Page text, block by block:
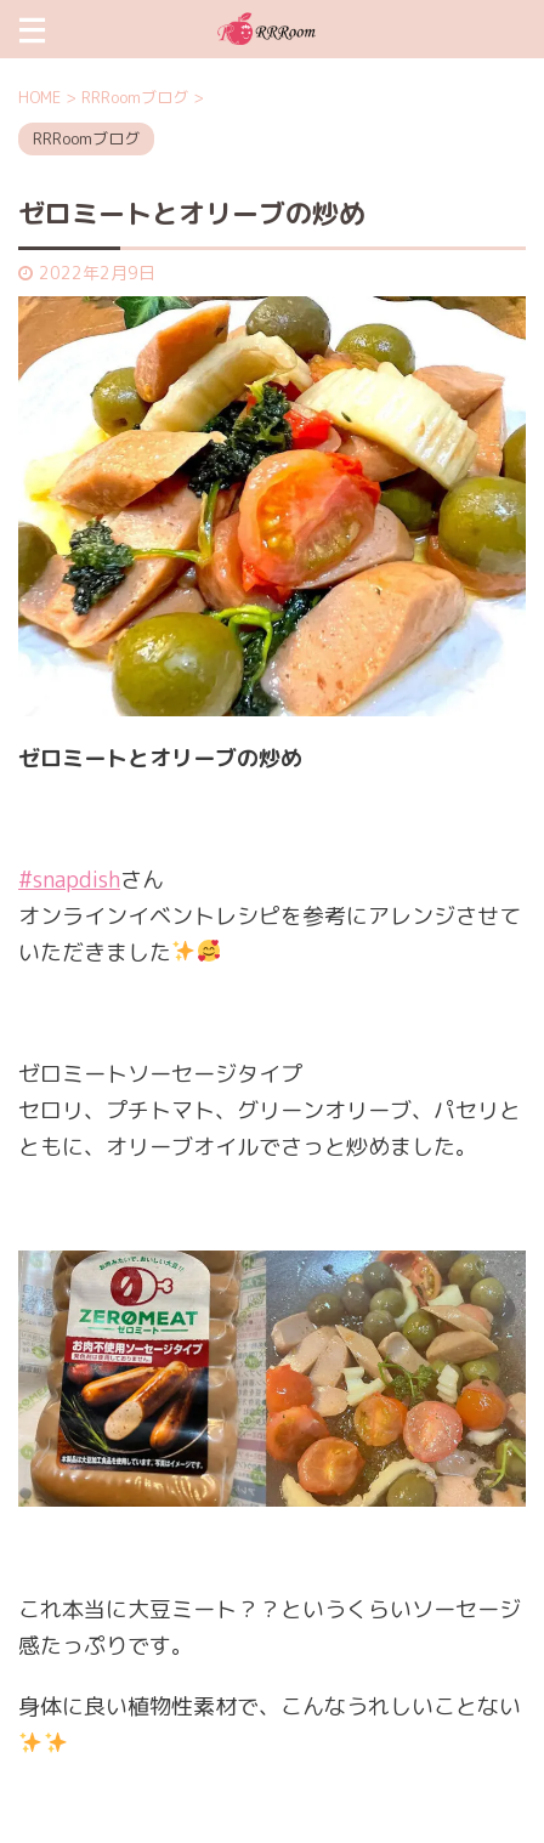
HOME > RRRoomブログ >
RRRoomブログ
ゼロミートとオリーブの炒め
2022年2月9日
ゼロミートとオリーブの炒め
#snapdishさん
オンラインイベントレシピを参考にアレンジさせて
いただきました
ゼロミートソーセージタイプ
セロリ、プチトマト、グリーンオリーブ、パセリと
ともに、オリーブオイルでさっと炒めました。
これ本当に大豆ミート？？というくらいソーセージ
感たっぷりです。
身体に良い植物性素材で、こんなうれしいことない